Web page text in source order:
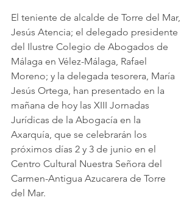
El teniente de alcalde de Torre del Mar,
Jesús Atencia; el delegado presidente
del Ilustre Colegio de Abogados de
Málaga en Vélez-Málaga, Rafael
Moreno; y la delegada tesorera, María
Jesús Ortega, han presentado en la
mañana de hoy las XIII Jornadas
Jurídicas de la Abogacía en la
Axarquía, que se celebrarán los
próximos días 2 y 3 de junio en el
Centro Cultural Nuestra Señora del
Carmen-Antigua Azucarera de Torre
del Mar.